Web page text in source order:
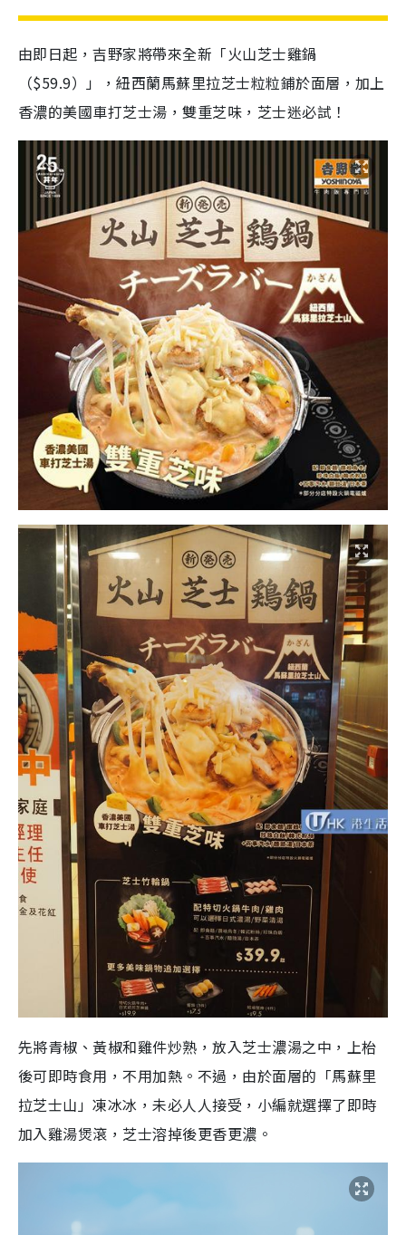
由即日起，吉野家將帶來全新「火山芝士雞鍋
（$59.9）」，紐西蘭馬蘇里拉芝士粒粒鋪於面層，加上
香濃的美國車打芝士湯，雙重芝味，芝士迷必試！
先將青椒、黃椒和雞件炒熟，放入芝士濃湯之中，上枱
後可即時食用，不用加熱。不過，由於面層的「馬蘇里
拉芝士山」凍冰冰，未必人人接受，小編就選擇了即時
加入雞湯煲滾，芝士溶掉後更香更濃。